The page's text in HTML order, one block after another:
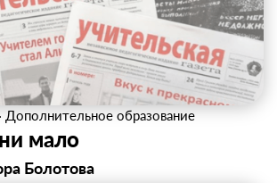
· Дополнительное образование
мало
Болотова